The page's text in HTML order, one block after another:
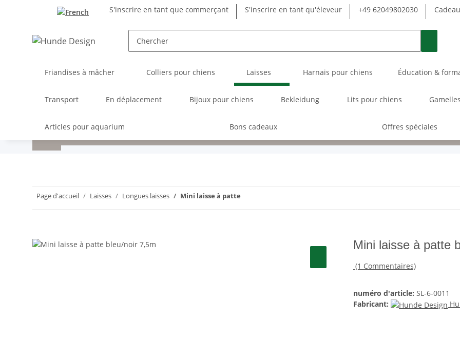
S'inscrire en tant que commerçant S'inscrire en tant qu'éleveur +49 62049802030
Friandises à mâcher Colliers pour chiens Laisses Harnais pour chiens Éducation &
Transport En déplacement Bijoux pour chiens Bekleidung Lits pour chiens
Articles pour aquarium Bons cadeaux Offres spéciales
Page d'accueil Laisses Longues laisses Mini laisse à patte
Mini laisse à patte
(1 Commentaires)
numéro d'article: SL-6-0011
Fabricant: